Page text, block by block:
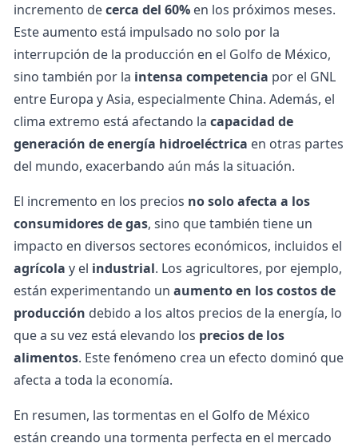
incremento decerca del 60% en los próximos meses.
Este aumento está impulsado no solo por la
interrupción de la producción en el Golfo de México,
sino también por la intensa competencia por el GNL
entre Europa y Asia, especialmente China. Además, el
clima extremo está afectando la capacidad de
generación de energía hidroeléctrica en otras partes
del mundo, exacerbando aún más la situación.
El incremento en los precios no solo afecta a los
consumidores de gas, sino que también tiene un
impacto en diversos sectores económicos, incluidos el
agrícola y el industrial. Los agricultores, por ejemplo,
están experimentando un aumento en los costos de
producción debido a los altos precios de la energía, lo
que a su vez está elevando los precios de los
alimentos. Este fenómeno crea un efecto dominó que
afecta a toda la economía.
En resumen, las tormentas en el Golfo de México
están creando una tormenta perfecta en el mercado